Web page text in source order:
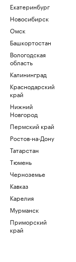
Екатеринбург
Новосибирск
Омск
Башкортостан
Вологодская
область
Калининград
Краснодарский
край
Нижний
Новгород
Пермский край
Ростов-на-Дону
Татарстан
Тюмень
Черноземье
Кавказ
Карелия
Мурманск
Приморский
край